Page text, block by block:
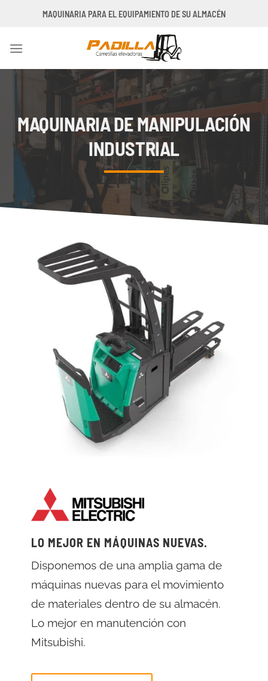
MAQUINARIA PARA EL EQUIPAMIENTO DE SU ALMACÉN
MAQUINARIA DE MANIPULACIÓN
INDUSTRIAL
LO MEJOR EN MÁQUINAS NUEVAS.
Disponemos de una amplia gama de
máquinas nuevas para el movimiento
de materiales dentro de su almacén.
Lo mejor en manutención con
Mitsubishi.